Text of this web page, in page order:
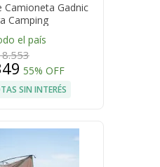
Camioneta Gadnic
Camping
el país
55% OFF
SIN INTERÉS